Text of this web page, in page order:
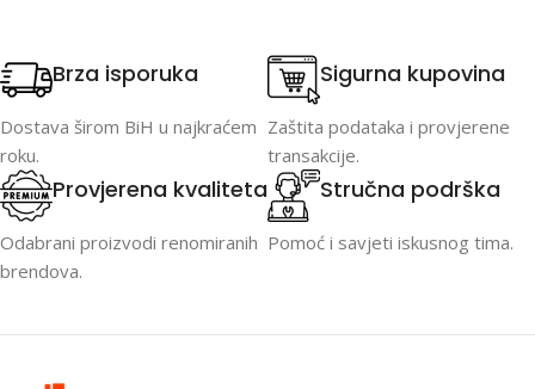
Brza isporuka
Dostava širom BiH u najkraćem
roku.
Sigurna kupovina
Zaštita podataka i provjerene
transakcije.
Provjerena kvaliteta
Odabrani proizvodi renomiranih
brendova.
Stručna podrška
Pomoć i savjeti iskusnog tima.